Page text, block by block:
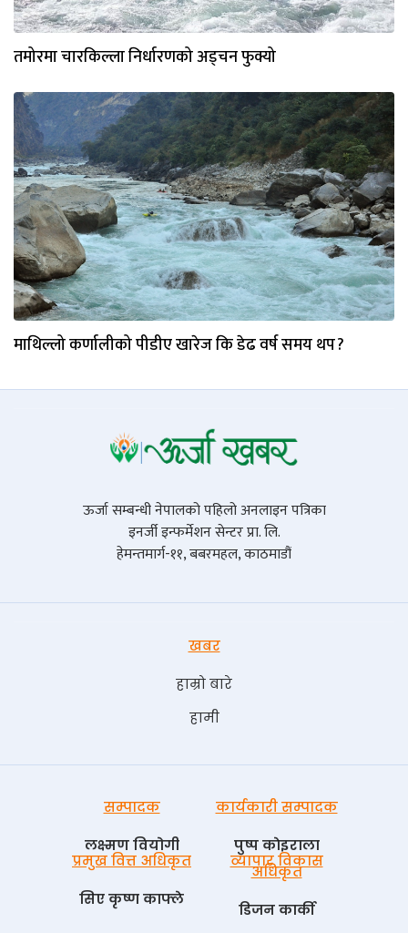
तमोरमा चारकिल्ला निर्धारणको अड्चन फुक्यो
माथिल्लो कर्णालीको पीडीए खारेज कि डेढ वर्ष समय थप ?
ऊर्जा सम्बन्धी नेपालको पहिलो अनलाइन पत्रिका
इनर्जी इन्फर्मेशन सेन्टर प्रा. लि.
हेमन्तमार्ग-११, बबरमहल, काठमाडौं
खबर
हाम्रो बारे
हामी
सम्पादक
लक्ष्मण वियोगी
कार्यकारी सम्पादक
पुष्प काेइराला
प्रमुख वित्त अधिकृत
सिए कृष्ण काफ्ले
व्यापार विकास
अधिकृत
डिजन कार्की